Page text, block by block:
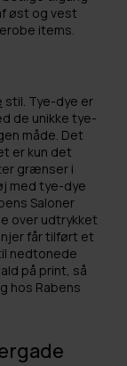
øst og vest
items.
stil. Tye-dye er
de unikke tye-
måde. Det
er kun det
grænser i
med tye-dye
Saloner
over udtrykket
får tilført et
nedtonede
på print, så
hos Rabens